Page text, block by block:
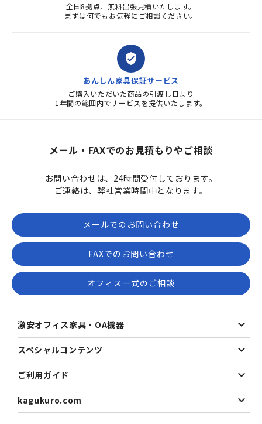
全国8拠点、無料出張見積いたします。
まずは何でもお気軽にご相談ください。
verified_user
あんしん家具保証サービス
ご購入いただいた商品の引渡し日より
1年間の範囲内でサービスを提供いたします。
メール・FAXでのお見積もりやご相談
お問い合わせは、24時間受付しております。
ご連絡は、弊社営業時間中となります。
メールでのお問い合わせ
FAXでのお問い合わせ
オフィス一式のご相談
激安オフィス家具・OA機器
スペシャルコンテンツ
ご利用ガイド
kagukuro.com